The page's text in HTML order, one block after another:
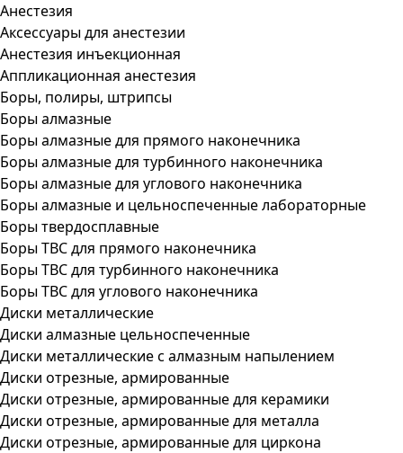
Анестезия
Аксессуары для анестезии
Анестезия инъекционная
Аппликационная анестезия
Боры, полиры, штрипсы
Боры алмазные
Боры алмазные для прямого наконечника
Боры алмазные для турбинного наконечника
Боры алмазные для углового наконечника
Боры алмазные и цельноспеченные лабораторные
Боры твердосплавные
Боры ТВС для прямого наконечника
Боры ТВС для турбинного наконечника
Боры ТВС для углового наконечника
Диски металлические
Диски алмазные цельноспеченные
Диски металлические с алмазным напылением
Диски отрезные, армированные
Диски отрезные, армированные для керамики
Диски отрезные, армированные для металла
Диски отрезные, армированные для циркона